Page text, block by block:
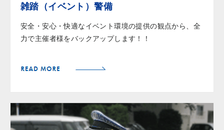
雑踏（イベント）警備
安全・安心・快適なイベント環境の提供の観点から、全
力で主催者様をバックアップします！！